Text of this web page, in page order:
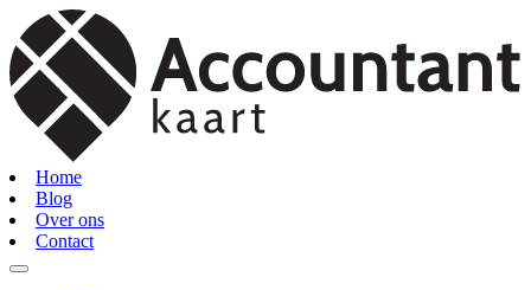
Home
Blog
Over ons
Contact